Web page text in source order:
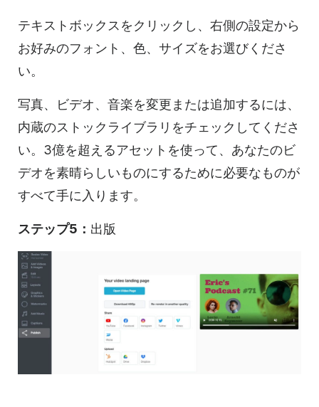
テキストボックスをクリックし、右側の設定から
お好みのフォント、色、サイズをお選びくださ
い。
写真、ビデオ、音楽を変更または追加するには、
内蔵のストックライブラリをチェックしてくださ
い。3億を超えるアセットを使って、あなたのビ
デオを素晴らしいものにするために必要なものが
すべて手に入ります。
ステップ5： 出版